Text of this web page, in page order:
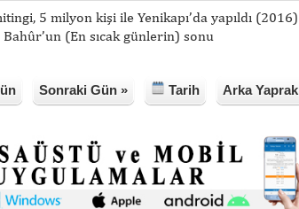
5 milyon kişi ile Yenikapı’da yapıldı (2016)
Bahûr’un (En sıcak günlerin) sonu
Sonraki Gün » Tarih Arka Yaprak